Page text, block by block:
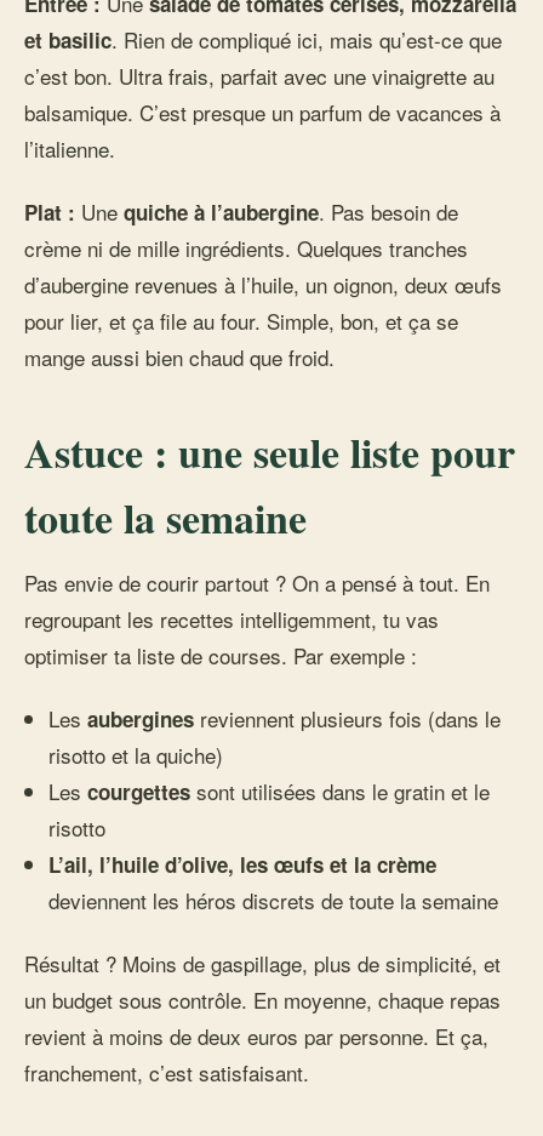
et basilic. Rien de compliqué ici, mais qu’est-ce que
c’est bon. Ultra frais, parfait avec une vinaigrette au
balsamique. C’est presque un parfum de vacances à
l’italienne.
Plat : Une quiche à l’aubergine. Pas besoin de
crème ni de mille ingrédients. Quelques tranches
d’aubergine revenues à l’huile, un oignon, deux œufs
pour lier, et ça file au four. Simple, bon, et ça se
mange aussi bien chaud que froid.
Astuce : une seule liste pour
toute la semaine
Pas envie de courir partout ? On a pensé à tout. En
regroupant les recettes intelligemment, tu vas
optimiser ta liste de courses. Par exemple :
Lesaubergines reviennent plusieurs fois (dans le
risotto et la quiche)
Lescourgettes sont utilisées dans le gratin et le
risotto
L’ail, l’huile d’olive, les œufs et la crème
deviennent les héros discrets de toute la semaine
Résultat ? Moins de gaspillage, plus de simplicité, et
un budget sous contrôle. En moyenne, chaque repas
revient à moins de deux euros par personne. Et ça,
franchement, c’est satisfaisant.